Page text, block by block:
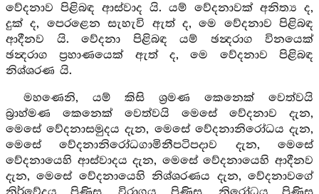
වේදනාව පිළිබඳ ආස්වාද යි. යම් වේදනාවක් අනිත්‍ය ද,
දුක් ද, පෙරළෙන සැහැවි ඇත් ද, මෙ වේදනාව පිළිබඳ
ආදීනව යි. වේදනා පිළිබඳ යම් ඡන්‍දරාග විනයෙක්
ඡන්‍දරාග ප්‍රහාණයෙක් ඇත් ද, මෙ වේදනාව පිළිබඳ
නිශ්ශරණ යි.
මහණෙනි, යම් කිසි ශ්‍රමණ කෙනෙක් වෙත්වයි
බ්‍රාහ්මණ කෙනෙක් වෙත්වයි මෙසේ වේදනාව දැන,
මෙසේ වේදනාසමුදය දැන, මෙසේ වේදනානිරෝධය දැන,
මෙසේ වේදනානිරෝධගාමිනීපටිපදාව දැන, මෙසේ
වේදනායෙහි ආස්වාදය දැන, මෙසේ වේදනායෙහි ආදීනව
දැන, මෙසේ වේදනායෙහි නිශ්ශරණය දැන, වේදනාවගේ